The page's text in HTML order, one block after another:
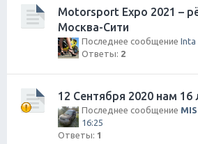
Motorsport Expo 2021 –
Москва-Сити
Последнее сообщение Inta
Ответы: 2
12 Сентября 2020 нам 16
Последнее сообщение
16:25
Ответы: 1